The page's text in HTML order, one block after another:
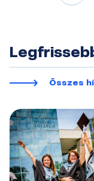
Összes